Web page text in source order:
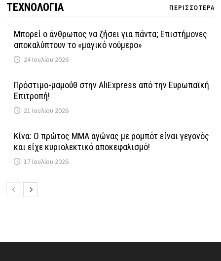
ΤΕΧΝΟΛΟΓΙΑ ΠΕΡΙΣΣΟΤΕΡΑ
Μπορεί ο άνθρωπος να ζήσει για πάντα; Επιστήμονες
αποκαλύπτουν το «μαγικό νούμερο»
24 Ιουλίου 2026
Πρόστιμο-μαμούθ στην AliExpress από την Ευρωπαϊκή
Επιτροπή!
21 Ιουλίου 2026
Κίνα: Ο πρώτος MMA αγώνας με ρομπότ είναι γεγονός
και είχε κυριολεκτικό αποκεφαλισμό!
17 Ιουλίου 2026